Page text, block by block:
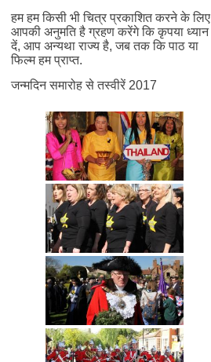
हम हम किसी भी चित्र प्रकाशित करने के लिए
आपकी अनुमति है ग्रहण करेंगे कि कृपया ध्यान
दें, आप अन्यथा राज्य है, जब तक कि पाठ या
फिल्म हम प्राप्त.
जन्मदिन समारोह से तस्वीरें 2017